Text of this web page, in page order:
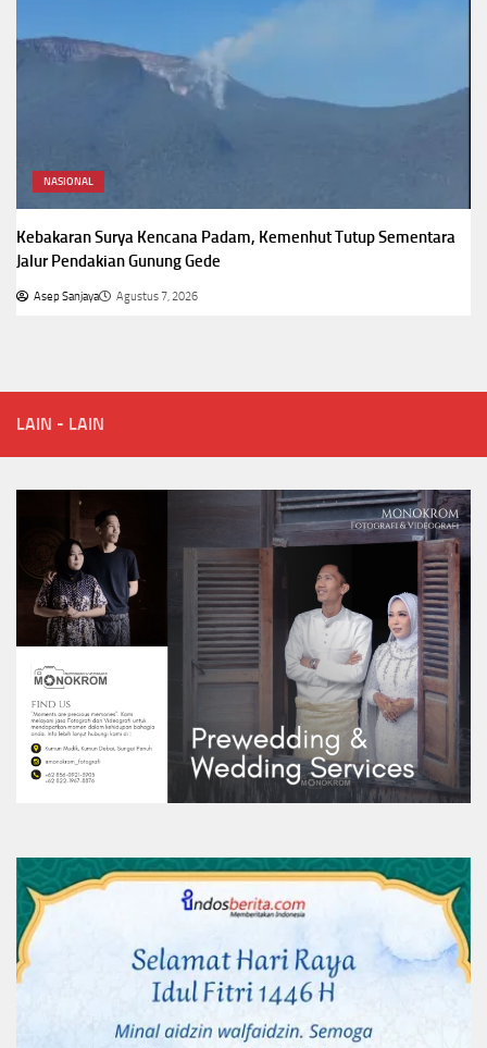
NASIONAL
Kebakaran Surya Kencana Padam, Kemenhut Tutup Sementara
Jalur Pendakian Gunung Gede
Asep Sanjaya Agustus 7, 2026
LAIN - LAIN